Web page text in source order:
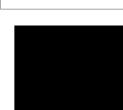
結婚指輪 プラチナカラー
結婚指輪 ３～7石